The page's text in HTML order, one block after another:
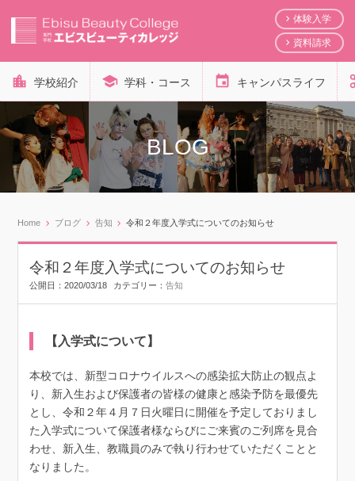
体験入学
資料請求
学校紹介 学科・コース キャンパスライフ
BLOG
Home ブログ 告知 令和２年度入学式についてのお知らせ
令和２年度入学式についてのお知らせ
公開日：2020/03/18 カテゴリー： 告知
【入学式について】
本校では、新型コロナウイルスへの感染拡大防止の観点よ
り、新入生および保護者の皆様の健康と感染予防を最優先
とし、令和２年４月７日火曜日に開催を予定しておりまし
た入学式について保護者様ならびにご来賓のご列席を見合
わせ、新入生、教職員のみで執り行わせていただくことと
なりました。